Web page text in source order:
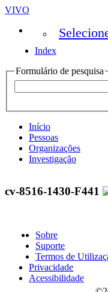
VIVO
Index
Formulário de pesquisa
Início
Pessoas
Organizações
Investigação
cv-8516-1430-F441
Sobre
Suporte
Termos de
Privacidade
Acessibilidade